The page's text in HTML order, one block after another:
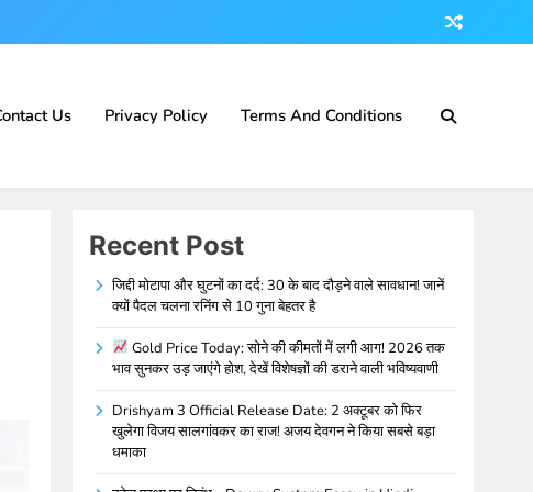
Us Privacy Policy Terms And Conditions
Recent Post
जिद्दी मोटापा और घुटनों का दर्द: 30 के बाद दौड़ने वाले सावधान! जानें
क्यों पैदल चलना रनिंग से 10 गुना बेहतर है
Gold Price Today: सोने की कीमतों में लगी आग! 2026 तक
भाव सुनकर उड़ जाएंगे होश, देखें विशेषज्ञों की डराने वाली भविष्यवाणी
Drishyam 3 Official Release Date: 2 अक्टूबर को फिर
खुलेगा विजय सालगांवकर का राज! अजय देवगन ने किया सबसे बड़ा
धमाका